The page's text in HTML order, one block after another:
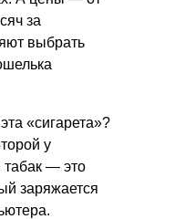
за
выбрать
«сигарета»?
у
табак — это
заряжается